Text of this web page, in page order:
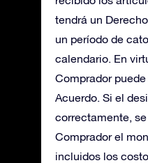
tendrá un
un período de
calendario. En
Comprador
Acuerdo. Si el
correctamente,
Comprador el
incluidos los